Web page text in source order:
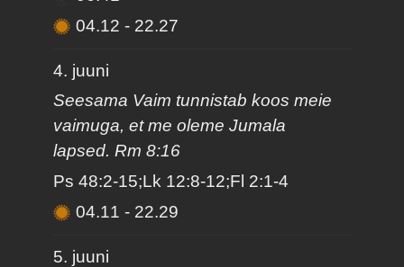
04.12- 22.27
4. juuni
Seesama Vaim tunnistab koos meie
vaimuga, et me oleme Jumala
lapsed. Rm 8:16
Ps 48:2-15;Lk 12:8-12;Fl 2:1-4
04.11- 22.29
5. juuni